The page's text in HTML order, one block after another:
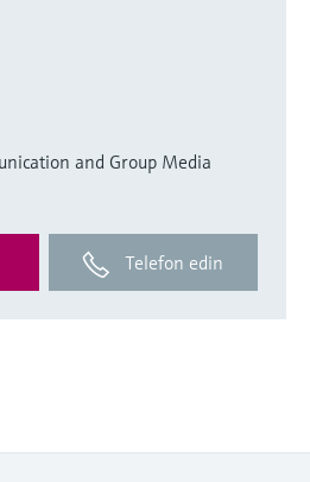
and Group Media
Telefon edin